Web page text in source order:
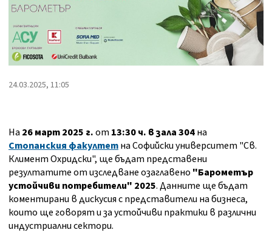
24.03.2025, 11:05
На26 март 2025 г.от13:30 ч. в зала 304на
Стопанския факултетна Софийски университет "Св.
Климент Охридски", ще бъдат представени
резултатите от изследване озаглавено "Барометър
устойчиви потребители" 2025. Данните ще бъдат
коментирани в дискусия с представители на бизнеса,
които ще говорят и за устойчиви практики в различни
индустриални сектори.